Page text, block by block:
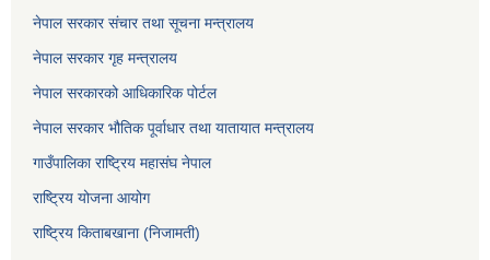
नेपाल सरकार संचार तथा सूचना मन्त्रालय
नेपाल सरकार गृह मन्त्रालय
नेपाल सरकारको आधिकारिक पोर्टल
नेपाल सरकार भौतिक पूर्वाधार तथा यातायात मन्त्रालय
गाउँपालिका राष्ट्रिय महासंघ नेपाल
राष्ट्रिय योजना आयोग
राष्ट्रिय किताबखाना (निजामती)